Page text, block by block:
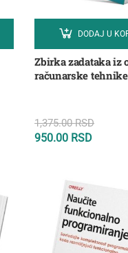
Zbirka zadataka iz
računarske tehnike
1,375.00RSD
950.00 RSD
DODAJ U